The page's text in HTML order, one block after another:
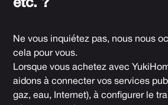
etc. ?
Ne vous inquiétez pas, nous nous
cela pour vous.
Lorsque vous achetez avec
aidons à connecter vos services
gaz, eau, Internet), à configurer le